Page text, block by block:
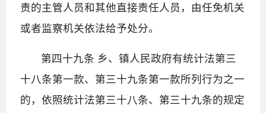
责的主管人员和其他直接责任人员，由任免机关
或者监察机关依法给予处分。
第四十九条 乡、镇人民政府有统计法第三
十八条第一款、第三十九条第一款所列行为之一
的，依照统计法第三十八条、第三十九条的规定